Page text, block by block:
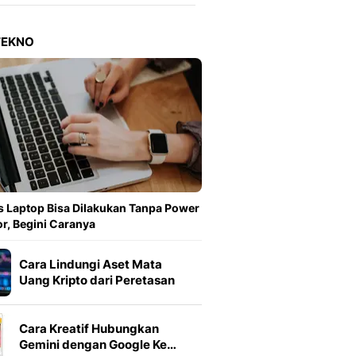
Laptop Bisa Dilakukan Tanpa Power
Begini Caranya
Cara Lindungi Aset Mata
Uang Kripto dari Peretasan
Cara Kreatif Hubungkan
Gemini dengan Google Ke…